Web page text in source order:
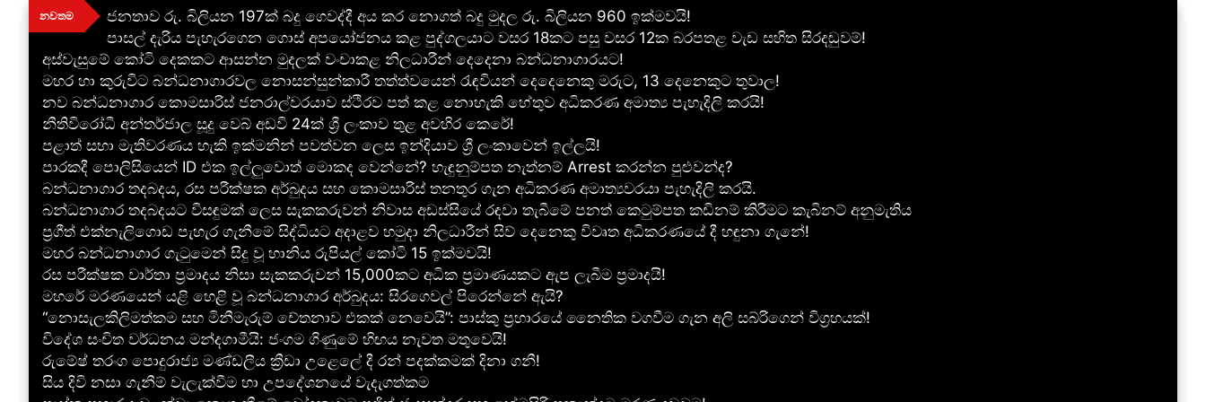
Skip
to
content
නවතම
ජනතාව රු. බිලියන 197ක් බදු ගෙවද්දී අය කර නොගත් බදු මුදල රු. බිලියන 960 ඉක්මවයි!
පාසල් දැරිය පැහැරගෙන ගොස් අපයෝජනය කළ පුද්ගලයාට වසර 18කට පසු වසර 12ක බරපතළ වැඩ සහිත සිරදඬුවම්!
අස්වැසුමේ කෝටි දෙකකට ආසන්න මුදලක් වංචාකළ නිලධාරීන් දෙදෙනා බන්ධනාගාරයට!
මහර හා කුරුවිට බන්ධනාගාරවල නොසන්සුන්කාරී තත්ත්වයෙන් රැඳවියන් දෙදෙනෙකු මරුට, 13 දෙනෙකුට තුවාල!
නව බන්ධනාගාර කොමසාරිස් ජනරාල්වරයාව ස්ථිරව පත් කළ නොහැකි හේතුව අධිකරණ අමාත්‍ය පැහැදිලි කරයි!
නීතිවිරෝධී අන්තර්ජාල සූදු වෙබ් අඩවි 24ක් ශ්‍රී ලංකාව තුළ අවහිර කෙරේ!
පළාත් සභා මැතිවරණය හැකි ඉක්මනින් පවත්වන ලෙස ඉන්දියාව ශ්‍රී ලංකාවෙන් ඉල්ලයි!
පාරකදී පොලිසියෙන් ID එක ඉල්ලුවොත් මොකද වෙන්නේ? හැඳුනුම්පත නැත්නම් Arrest කරන්න පුළුවන්ද?
බන්ධනාගාර තදබදය, රස පරීක්ෂක අර්බුදය සහ කොමසාරිස් තනතුර ගැන අධිකරණ අමාත්‍යවරයා පැහැදිලි කරයි.
බන්ධනාගාර තදබදයට විසඳුමක් ලෙස සැකකරුවන් නිවාස අඩස්සියේ රඳවා තැබීමේ පනත් කෙටුම්පත කඩිනම් කිරීමට කැබිනට් අනුමැතිය
ප්‍රගීත් එක්නැලිගොඩ පැහැර ගැනීමේ සිද්ධියට අදාළව හමුදා නිලධාරීන් සිව් දෙනෙකු විවෘත අධි­ක­ර­ණ­යේ දී හඳුනා ගැනේ!
මහර බන්ධනාගාර ගැටුමෙන් සිදු වූ හානිය රුපියල් කෝටි 15 ඉක්මවයි!
රස පරීක්ෂක වාර්තා ප්‍රමාදය නිසා සැකකරුවන් 15,000කට අධික ප්‍රමාණයකට ඇප ලැබීම ප්‍රමාදයි!
මහරේ මරණයෙන් යළි හෙළි වූ බන්ධනාගාර අර්බුදය: සිරගෙවල් පිරෙන්නේ ඇයි?
“නොසැලකිලිමත්කම සහ මිනීමැරුම් චේතනාව එකක් නෙවෙයි”: පාස්කු ප්‍රහාරයේ නෛතික වගවීම ගැන අලි සබ්රිගෙන් විග්‍රහයක්!
විදේශ සංචිත වර්ධනය මන්දගාමීයි: ජංගම ගිණුමේ හිඟය නැවත මතුවෙයි!
රුමේෂ් තරංග පොදුරාජ්‍ය මණ්ඩලීය ක්‍රීඩා උළෙලේ දී රන් පදක්කමක් දිනා ගනී!
සිය දිවි නසා ගැනීම් වැලැක්වීම හා උපදේශනයේ වැදැගත්කම